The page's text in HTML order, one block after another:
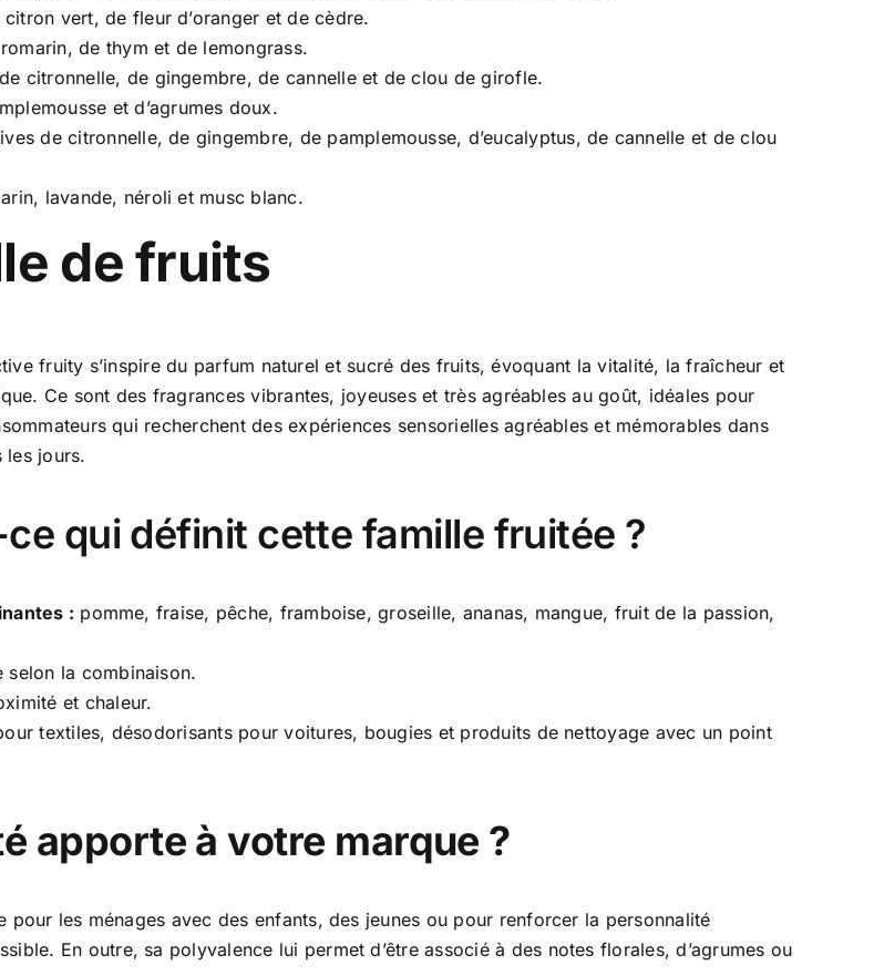
vert, de fleur d’oranger et de cèdre.
de thym et de lemongrass.
citronnelle, de gingembre, de cannelle et de clou de girofle.
et d’agrumes doux.
de citronnelle, de gingembre, de pamplemousse, d’eucalyptus, de cannelle et de clou
lavande, néroli et musc blanc.
de fruits
fruity s’inspire du parfum naturel et sucré des fruits, évoquant la vitalité, la fraîcheur et
Ce sont des fragrances vibrantes, joyeuses et très agréables au goût, idéales pour
qui recherchent des expériences sensorielles agréables et mémorables dans
les jours.
ce qui définit cette famille fruitée ?
: pomme, fraise, pêche, framboise, groseille, ananas, mangue, fruit de la passion,
la combinaison.
et chaleur.
textiles, désodorisants pour voitures, bougies et produits de nettoyage avec un point
apporte à votre marque ?
les ménages avec des enfants, des jeunes ou pour renforcer la personnalité
En outre, sa polyvalence lui permet d’être associé à des notes florales, d’agrumes ou